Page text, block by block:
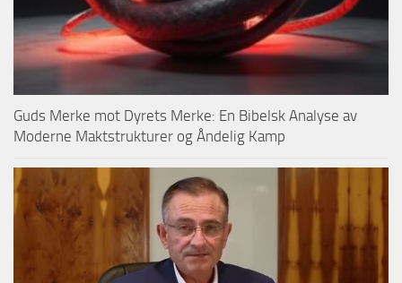
Guds Merke mot Dyrets Merke: En Bibelsk Analyse av
Moderne Maktstrukturer og Åndelig Kamp